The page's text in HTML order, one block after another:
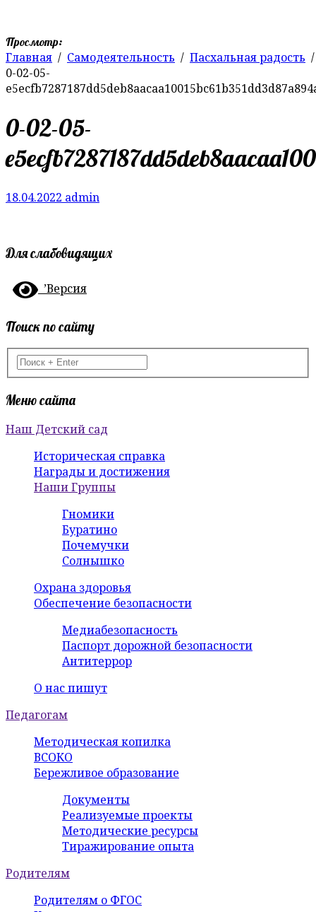
Просмотр:
Главная Самодеятельность
Пасхальная радость
0-02-05-
0-02-05-
18.04.2022 admin
Для слабовидящих
’Версия
Поиск по сайту
Меню сайта
Наш Детский сад
Историческая справка
Награды и достижения
Наши Группы
Гномики
Буратино
Почемучки
Солнышко
Охрана здоровья
Обеспечение безопасности
Медиабезопасность
Паспорт дорожной безопасности
Антитеррор
О нас пишут
Педагогам
Методическая копилка
ВСОКО
Бережливое образование
Документы
Реализуемые проекты
Методические ресурсы
Тиражирование опыта
Родителям
Родителям о ФГОС